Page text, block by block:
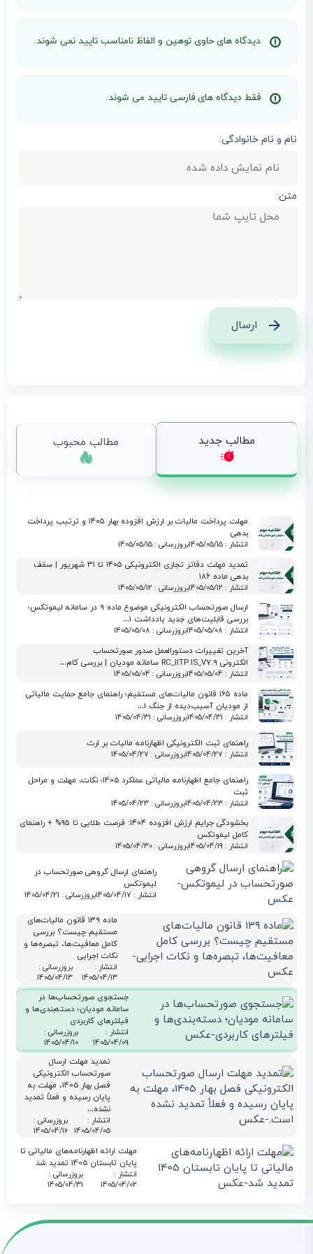
دیدگاه های حاوی توهین و الفاظ نامناسب تایید نمی شوند.
فقط دیدگاه های فارسی تایید می شوند.
نام و نام خانوادگی:
متن:
ارسال
مطالب محبوب مطالب جدید
مهلت پرداخت مالیات بر ارزش افزوده بهار ۱۴۰۵ و ترتیب پرداخت
بدهی
انتشار : 1405/05/15 بروزرسانی : 1405/05/15
تمدید مهلت دفاتر تجاری الکترونیکی ۱۴۰۵ تا ۳۱ شهریور | سقف
بدهی ماده ۱۸۶
انتشار : 1405/05/12 بروزرسانی : 1405/05/12
ارسال صورتحساب الکترونیکی موضوع ماده ۹ در سامانه لیموتکس؛
بررسی قابلیت‌های جدید یادداشت ۱…
انتشار : 1405/05/08 بروزرسانی : 1405/05/08
آخرین تغییرات دستورالعمل صدور صورتحساب
الکترونی RC_IITP.IS_V7.9 سامانه مودیان | بررسی کام…
انتشار : 1405/05/04 بروزرسانی : 1405/05/04
ماده ۱۶۵ قانون مالیات‌های مستقیم؛ راهنمای جامع حمایت مالیاتی
از مودیان آسیب‌دیده از جنگ ا…
انتشار : 1405/04/31 بروزرسانی : 1405/04/31
راهنمای ثبت الکترونیکی اظهارنامه مالیات بر ارث
انتشار : 1405/04/27 بروزرسانی : 1405/04/27
راهنمای جامع اظهارنامه مالیاتی عملکرد 1405؛ نکات، مهلت و مراحل
ثبت
انتشار : 1405/04/23 بروزرسانی : 1405/04/23
بخشودگی جرایم ارزش افزوده ۱۴۰۴: فرصت طلایی تا ۹۵% + راهنمای
کامل لیموتکس
انتشار : 1405/04/19 بروزرسانی : 1405/04/30
راهنمای ارسال گروهی صورتحساب در
لیموتکس
انتشار : 1405/04/17 بروزرسانی : 1405/04/21
ماده ۱۳۹ قانون مالیات‌های
مستقیم چیست؟ بررسی
کامل معافیت‌ها، تبصره‌ها و
نکات اجرایی
انتشار :
1405/04/13
بروزرسانی :
1405/04/13
جستجوی صورتحساب‌ها در
سامانه مودیان؛ دسته‌بندی‌ها و
فیلترهای کاربردی
انتشار :
1405/04/09
بروزرسانی :
1405/04/10
تمدید مهلت ارسال
صورتحساب الکترونیکی
فصل بهار 1405، مهلت به
پایان رسیده و فعلاً تمدید
نشده…
انتشار :
1405/04/05
بروزرسانی :
1405/04/16
مهلت ارائه اظهارنامه‌های مالیاتی تا
پایان تابستان 1405 تمدید شد
انتشار :
1405/04/02
بروزرسانی :
1405/04/31
صورتحساب الکترونیکی با